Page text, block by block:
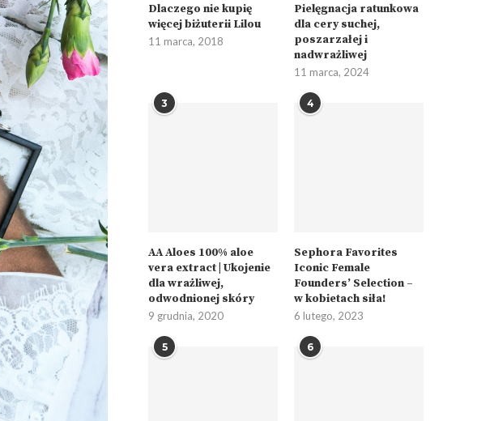
Dlaczego nie kupię
więcej biżuterii Lilou
11 marca, 2018
Pielęgnacja ratunkowa
dla cery suchej,
poszarzałej i
nadwrażliwej
11 marca, 2024
3
AA Aloes 100% aloe
vera extract | Ukojenie
dla wrażliwej,
odwodnionej skóry
9 grudnia, 2020
4
Sephora Favorites
Iconic Female
Founders’ Selection –
w kobietach siła!
6 lutego, 2023
5 6